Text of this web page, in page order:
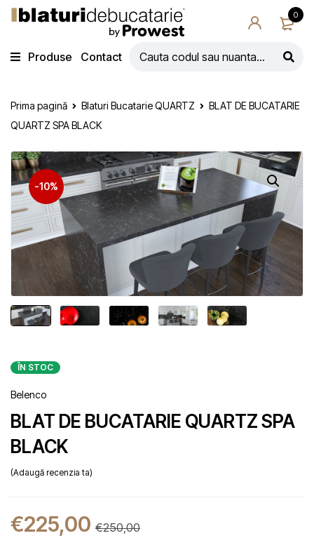
0
Produse Contact
Prima pagină Blaturi Bucatarie QUARTZ
BLAT DE BUCATARIE
QUARTZ SPA BLACK
-10%
ÎN STOC
Belenco
BLAT DE BUCATARIE QUARTZ SPA
BLACK
Adaugă recenzia ta
€250,00
€225,00